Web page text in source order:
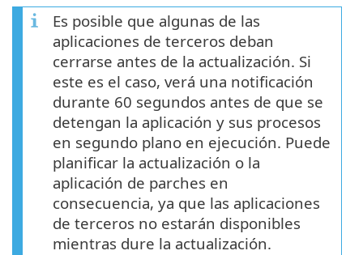
Es posible que algunas de las
aplicaciones de terceros deban
cerrarse antes de la actualización. Si
este es el caso, verá una notificación
durante 60 segundos antes de que se
detengan la aplicación y sus procesos
en segundo plano en ejecución. Puede
planificar la actualización o la
aplicación de parches en
consecuencia, ya que las aplicaciones
de terceros no estarán disponibles
mientras dure la actualización.